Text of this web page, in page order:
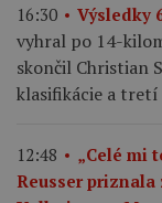
16:30 Výsledky
vyhral po 14-
skončil Christian
klasifikácie a
12:48
„Celé mi
Reusser